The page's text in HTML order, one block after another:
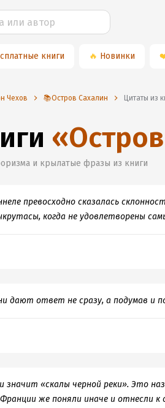
книги 🔥 Новинки
Чехов 📚Остров Сахалин Цитаты из
«
и крылатые фразы из книги
превосходно сказалась
когда не удовлетворены
дают ответ не сразу, а подумав и
значит «скалы черной реки». Это
же поняли иначе и отнесли